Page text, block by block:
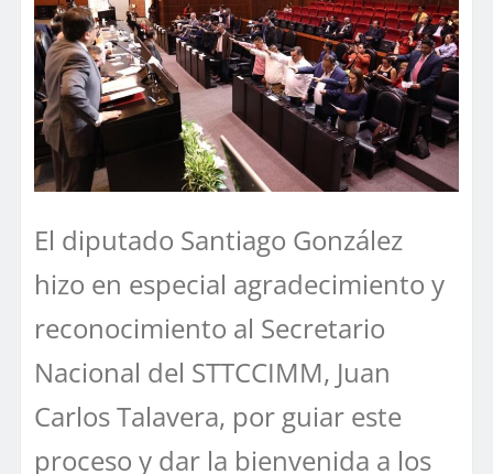
El diputado Santiago González
hizo en especial agradecimiento y
reconocimiento al Secretario
Nacional del STTCCIMM, Juan
Carlos Talavera, por guiar este
proceso y dar la bienvenida a los